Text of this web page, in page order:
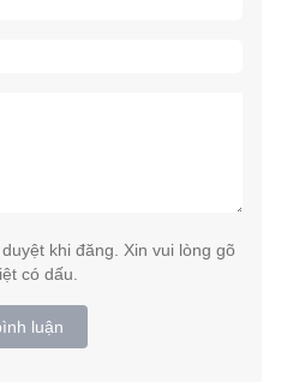
khi đăng. Xin vui lòng gõ
có dấu.
luận